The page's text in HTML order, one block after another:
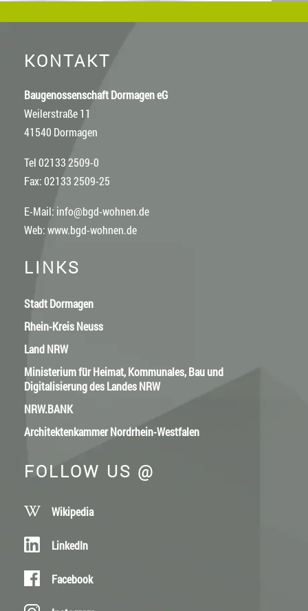
KONTAKT
Baugenossenschaft Dormagen eG
Weilerstraße 11
41540 Dormagen
Tel 02133 2509-0
Fax: 02133 2509-25
E-Mail: info@bgd-wohnen.de
Web:www.bgd-wohnen.de
LINKS
Stadt Dormagen
Rhein-Kreis Neuss
Land NRW
Ministerium für Heimat, Kommunales, Bau und
Digitalisierung des Landes NRW
NRW.BANK
Architektenkammer Nordrhein-Westfalen
FOLLOW US @
Wikipedia
LinkedIn
Facebook